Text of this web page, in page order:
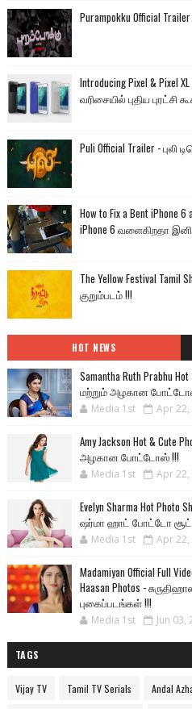
Purampokku Official
Introducing Pixel & Pixel
வரிசையில் புதிய புரட்சி
Puli Official Trailer - புலி
How to Fix a Bent iPhone
iPhone 6 வளைகிறதா
The Yellow Festival
குறும்படம் !!!
HOT NEWS
Samantha Ruth Prabhu
மற்றும் அழகான
Media 1st Apr 22,
Amy Jackson Hot & Cute
அழகான போட்டோஸ் !!!
Media 1st Apr 22,
Evelyn Sharma Hot Photo
ஷர்மா ஹாட் போட்டோ
Media 1st Apr 22,
Madamiyan Official Full
Haasan Photos -
புகைப்படங்கள் !!!
Media 1st Jun 03,
TAGS
Vijay TV Tamil TV Serials Andal